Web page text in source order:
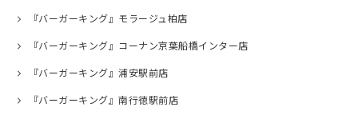
『バーガーキング』モラージュ柏店
『バーガーキング』コーナン京葉船橋インター店
『バーガーキング』浦安駅前店
『バーガーキング』南行徳駅前店